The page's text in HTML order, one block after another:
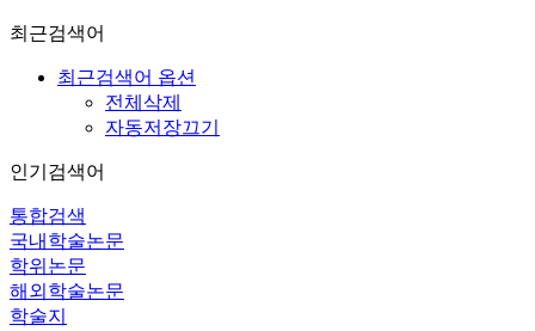
최근검색어
최근검색어 옵션
전체삭제
자동저장끄기
인기검색어
통합검색
국내학술논문
학위논문
해외학술논문
학술지